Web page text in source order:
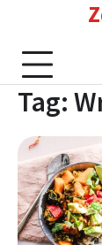
content
Tag: